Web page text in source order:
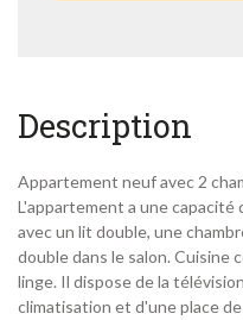
*
Description
Appartement neuf avec 2
L'appartement a une capacité
avec un lit double, une
double dans le salon. Cuisine
linge. Il dispose de la
climatisation et d'une place